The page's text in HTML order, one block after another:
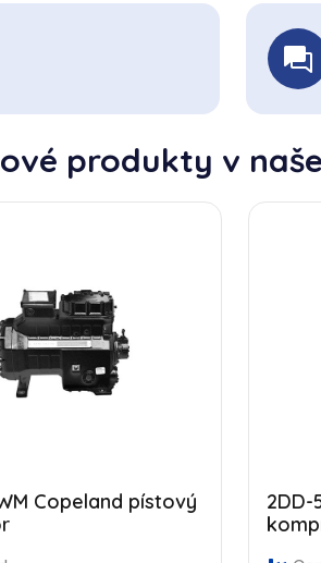
produkty v
Copeland pístový
2DD-